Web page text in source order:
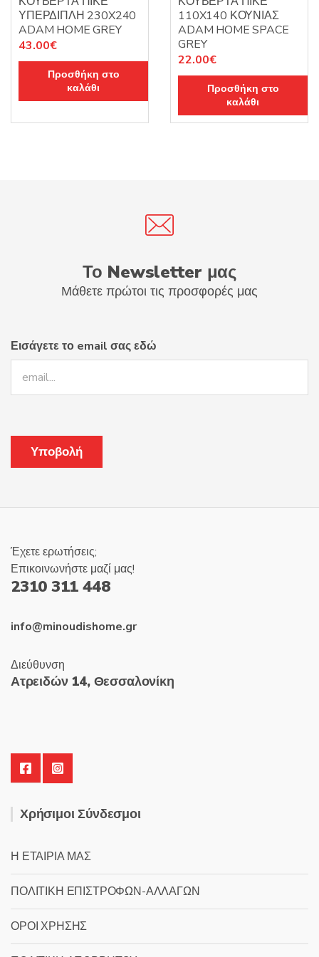
ΥΠΕΡΔΙΠΛΗ 230X240
ADAM HOME GREY
43.00€
Προσθήκη στο
καλάθι
110X140 ΚΟΥΝΙΑΣ
ADAM HOME SPACE
GREY
22.00€
Προσθήκη στο
καλάθι
Το Newsletter μας
Μάθετε πρώτοι τις προσφορές μας
Εισάγετε το email σας εδώ
Έχετε ερωτήσεις;
Επικοινωνήστε μαζί μας!
2310 311 448
info@minoudishome.gr
Διεύθυνση
Ατρειδών 14, Θεσσαλονίκη
Χρήσιμοι Σύνδεσμοι
Η ΕΤΑΙΡΙΑ ΜΑΣ
ΠΟΛΙΤΙΚΗ ΕΠΙΣΤΡΟΦΩΝ-ΑΛΛΑΓΩΝ
ΟΡΟΙ ΧΡΗΣΗΣ